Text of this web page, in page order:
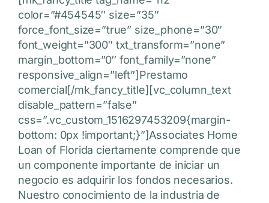
color=”#454545″ size=”35″
force_font_size=”true” size_phone=”30″
font_weight=”300″ txt_transform=”none”
margin_bottom=”0″ font_family=”none”
responsive_align=”left”]Prestamo
comercial[/mk_fancy_title][vc_column_text
disable_pattern=”false”
css=”.vc_custom_1516297453209{margin-
bottom: 0px !important;}”]Associates Home
Loan of Florida ciertamente comprende que
un componente importante de iniciar un
negocio es adquirir los fondos necesarios.
Nuestro conocimiento de la industria de